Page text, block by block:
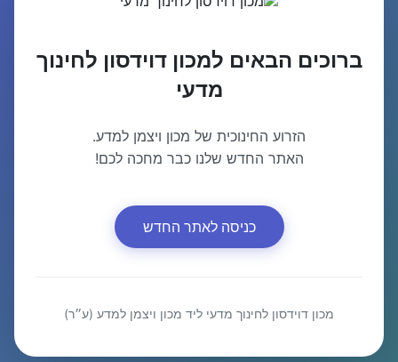
ברוכים הבאים למכון דוידסון לחינוך
מדעי
הזרוע החינוכית של מכון ויצמן למדע.
האתר החדש שלנו כבר מחכה לכם!
כניסה לאתר החדש
מכון דוידסון לחינוך מדעי ליד מכון ויצמן למדע (ע״ר)